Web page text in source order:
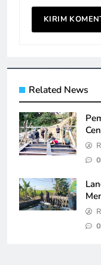
Related News
0
0